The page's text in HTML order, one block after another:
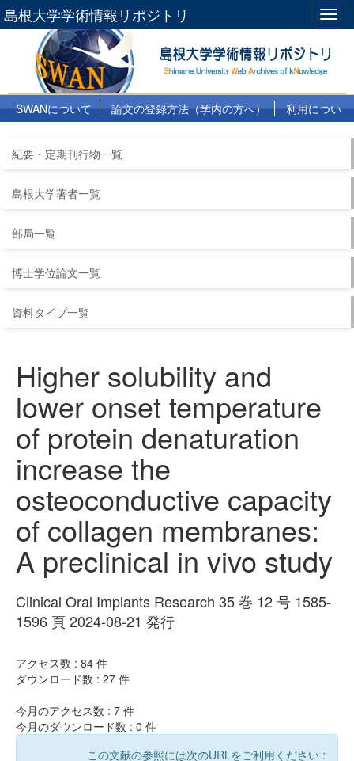
島根大学学術情報リポジトリ
SWANについて 論文の登録方法（学内の方へ）
利用につい
紀要・定期刊行物一覧
島根大学著者一覧
部局一覧
博士学位論文一覧
資料タイプ一覧
Higher solubility and
lower onset temperature
of protein denaturation
increase the
osteoconductive capacity
of collagen membranes:
A preclinical in vivo study
Clinical Oral Implants Research 35 巻 12 号 1585-
1596 頁 2024-08-21 発行
アクセス数 : 84 件
ダウンロード数 : 27 件
今月のアクセス数 : 7 件
今月のダウンロード数 : 0 件
この文献の参照には次のURLをご利用ください :